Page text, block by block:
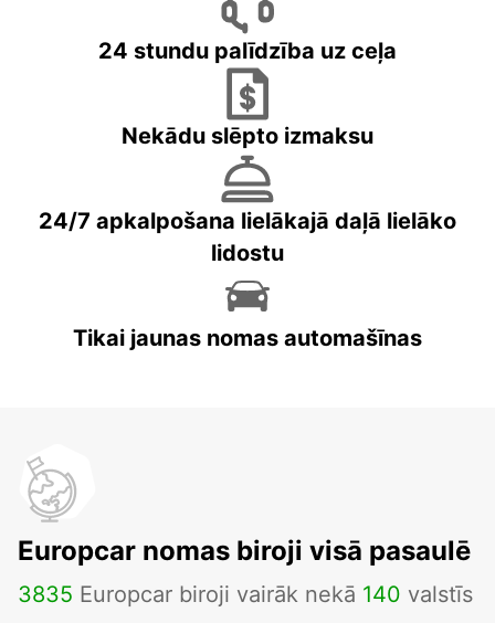
24 stundu palīdzība uz ceļa
Nekādu slēpto izmaksu
24/7 apkalpošana lielākajā daļā lielāko
lidostu
Tikai jaunas nomas automašīnas
Europcar nomas biroji visā pasaulē
3835 Europcar biroji vairāk nekā 140 valstīs